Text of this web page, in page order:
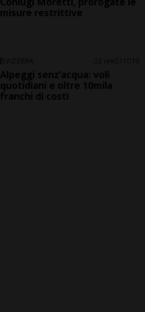
misure restrittive
SVIZZERA 2 ore 11 19
Alpeggi senz’acqua: voli
quotidiani e oltre 10mila
franchi di costi